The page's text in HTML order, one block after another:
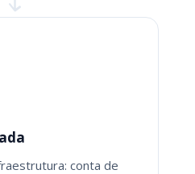
conta de